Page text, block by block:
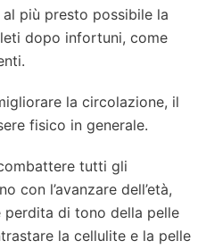
più presto possibile la
dopo infortuni, come
la circolazione, il
fisico in generale.
tutti gli
con l’avanzare dell’età,
perdita di tono della pelle
la cellulite e la pelle